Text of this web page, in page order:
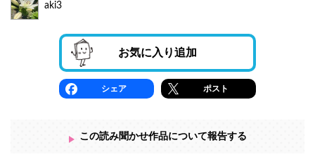
aki3
お気に入り追加
シェア ポスト
この読み聞かせ作品について報告する